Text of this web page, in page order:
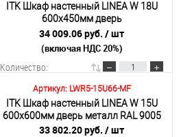
В корзину
Подробнее
ITK Шкаф настенный LINEA W 18U
600х450мм дверь
перфорированная RAL 9005
34 009.06 руб. / шт
(включая НДС 20%)
Количество:
В корзину
Артикул: LWR5-15U66-MF
ITK Шкаф настенный LINEA W 15U
600х600мм дверь металл RAL 9005
33 802.20 руб. / шт